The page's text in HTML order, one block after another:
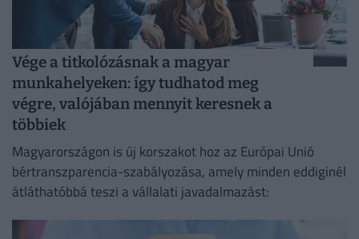
Vége a titkolózásnak a magyar
munkahelyeken: így tudhatod meg
végre, valójában mennyit keresnek a
többiek
Magyarországon is új korszakot hoz az Európai Unió
bértranszparencia-szabályozása, amely minden eddiginél
átláthatóbbá teszi a vállalati javadalmazást: